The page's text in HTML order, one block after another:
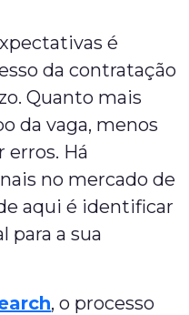
é
da contratação
Quanto mais
da vaga, menos
erros. Há
no mercado de
aqui é identificar
para a sua
, o processo